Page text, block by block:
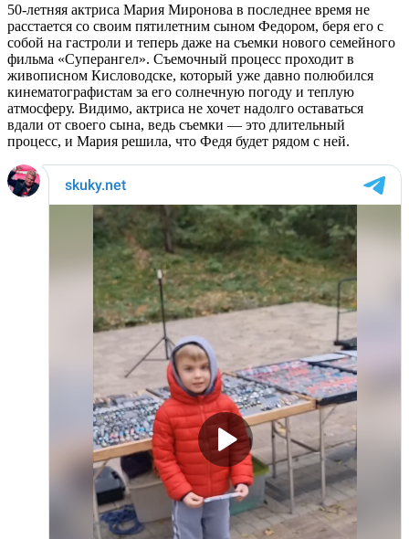
50-летняя актриса Мария Миронова в последнее время не
расстается со своим пятилетним сыном Федором, беря его с
собой на гастроли и теперь даже на съемки нового семейного
фильма «Суперангел». Съемочный процесс проходит в
живописном Кисловодске, который уже давно полюбился
кинематографистам за его солнечную погоду и теплую
атмосферу. Видимо, актриса не хочет надолго оставаться
вдали от своего сына, ведь съемки — это длительный
процесс, и Мария решила, что Федя будет рядом с ней.